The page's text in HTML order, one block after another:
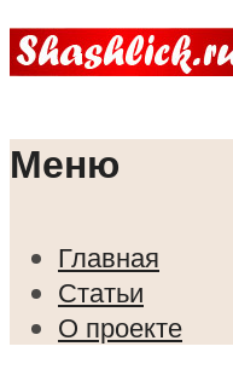
Меню
Главная
Статьи
О проекте